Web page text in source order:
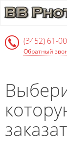
Перейти
к
информации
(3452) 61-
Обратный